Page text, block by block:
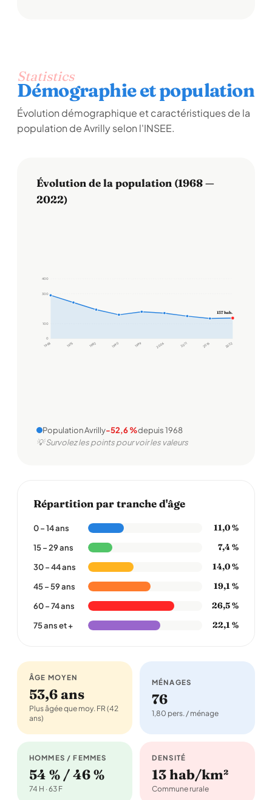
Statistics
Démographie et population
Évolution démographique et caractéristiques de la
population de Avrilly selon l'INSEE.
Évolution de la population (1968 —
2022)
0
100
300
400
1968 1975 1982 1990 1999 2006 2011 2016 2022
137 hab.
Population Avrilly-52,6 %depuis 1968
💡 Survolez les points pour voir les valeurs
Répartition par tranche d'âge
0 – 14 ans 11,0 %
15 – 29 ans 7,4 %
30 – 44 ans 14,0 %
45 – 59 ans 19,1 %
60 – 74 ans 26,5 %
75 ans et + 22,1 %
ÂGE MOYEN
53,6 ans
Plus âgée que moy. FR (42
ans)
MÉNAGES
76
1,80 pers. / ménage
HOMMES / FEMMES
54 % / 46 %
74 H · 63 F
DENSITÉ
13 hab/km²
Commune rurale